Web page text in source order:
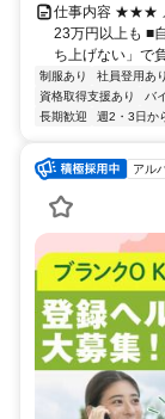
仕事内容 ★★★
23万円以上も ■
ち上げない」で
制服あり 社員登用あり
資格取得支援あり
バ
長期歓迎
週2・3日か
アル